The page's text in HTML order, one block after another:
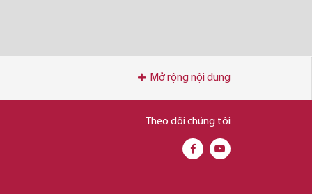
Mở rộng nội dung
Theo dõi chúng tôi